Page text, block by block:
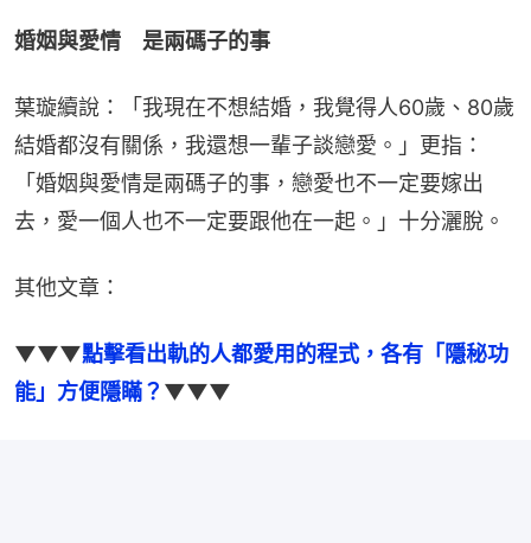
婚姻與愛情　是兩碼子的事
葉璇續說：「我現在不想結婚，我覺得人60歲、80歲
結婚都沒有關係，我還想一輩子談戀愛。」更指：
「婚姻與愛情是兩碼子的事，戀愛也不一定要嫁出
去，愛一個人也不一定要跟他在一起。」十分灑脫。
其他文章：
▼▼▼點擊看出軌的人都愛用的程式，各有「隱秘功
能」方便隱瞞？ ▼▼▼